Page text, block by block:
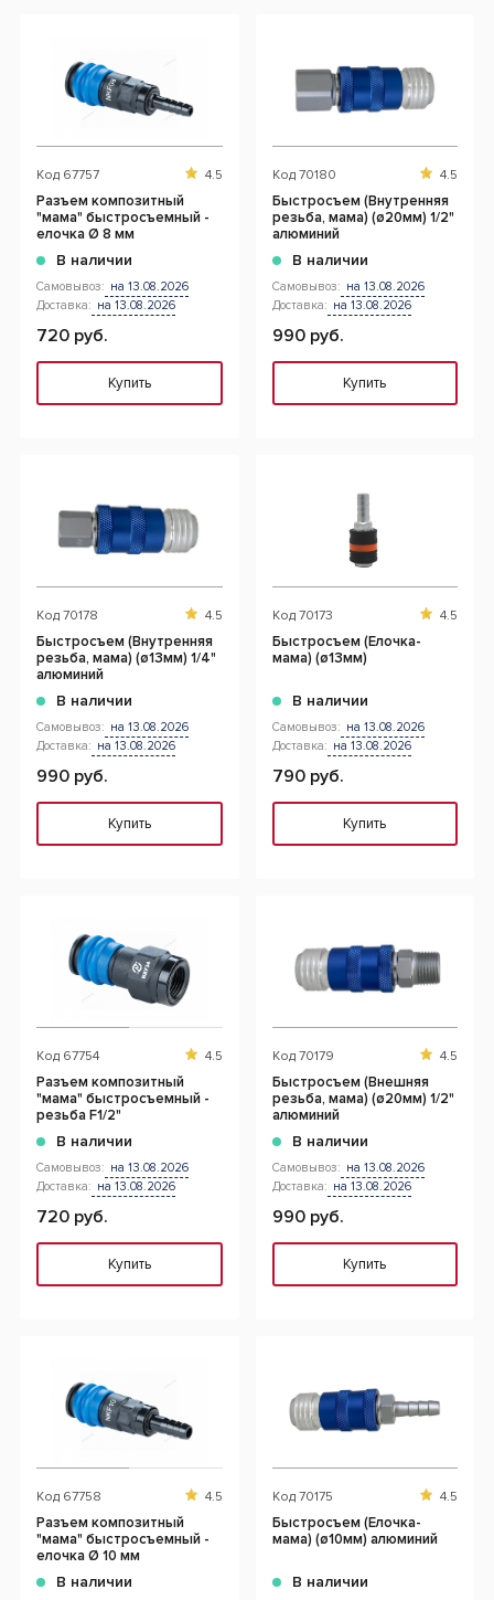
Код 67757 4.5
Разъем композитный
"мама" быстросъемный -
елочка Ø 8 мм
В наличии
Самовывоз: на 13.08.2026
Доставка: на 13.08.2026
720 руб.
Купить
Код 70180 4.5
Быстросъем (Внутренняя
резьба, мама) (ø20мм) 1/2"
алюминий
В наличии
Самовывоз: на 13.08.2026
Доставка: на 13.08.2026
990 руб.
Купить
Код 70178 4.5
Быстросъем (Внутренняя
резьба, мама) (ø13мм) 1/4"
алюминий
В наличии
Самовывоз: на 13.08.2026
Доставка: на 13.08.2026
990 руб.
Купить
Код 70173 4.5
Быстросъем (Елочка-
мама) (ø13мм)
В наличии
Самовывоз: на 13.08.2026
Доставка: на 13.08.2026
790 руб.
Купить
Код 67754 4.5
Разъем композитный
"мама" быстросъемный -
резьба F1/2"
В наличии
Самовывоз: на 13.08.2026
Доставка: на 13.08.2026
720 руб.
Купить
Код 70179 4.5
Быстросъем (Внешняя
резьба, мама) (ø20мм) 1/2"
алюминий
В наличии
Самовывоз: на 13.08.2026
Доставка: на 13.08.2026
990 руб.
Купить
Код 67758 4.5
Разъем композитный
"мама" быстросъемный -
елочка Ø 10 мм
В наличии
Код 70175 4.5
Быстросъем (Елочка-
мама) (ø10мм) алюминий
В наличии